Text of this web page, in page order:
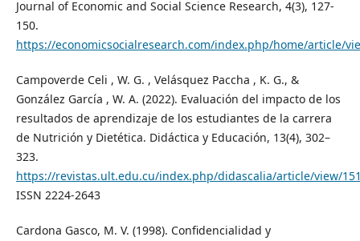
Journal of Economic and Social Science Research, 4(3), 127-
150.
https://economicsocialresearch.com/index.php/home/article/
Campoverde Celi , W. G. , Velásquez Paccha , K. G., &
González García , W. A. (2022). Evaluación del impacto de los
resultados de aprendizaje de los estudiantes de la carrera
de Nutrición y Dietética. Didáctica y Educación, 13(4), 302–
323.
https://revistas.ult.edu.cu/index.php/didascalia/article/view/
ISSN 2224-2643
Cardona Gasco, M. V. (1998). Confidencialidad y